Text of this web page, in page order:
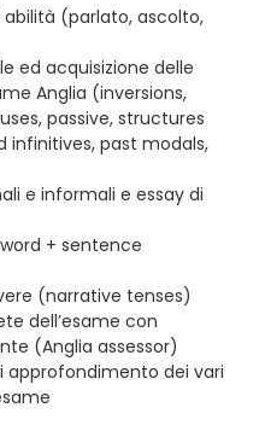
(parlato, ascolto,
ed acquisizione delle
Anglia (inversions,
passive, structures
infinitives, past modals,
e informali e essay di
+ sentence
(narrative tenses)
dell’esame con
(Anglia assessor)
approfondimento dei vari